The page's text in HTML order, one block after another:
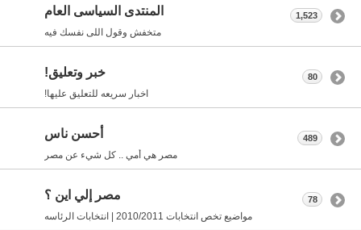
المنتدى السياسى العام
متخفش وقول اللى نفسك فيه
1,523
خبر وتعليق!
اخبار سريعه للتعليق عليها!
80
أحسن ناس
مصر هي أمي .. كل شيء عن مصر
489
مصر إلي اين ؟
مواضيع تخص انتخابات 2010/2011 | انتخابات الرئاسه
78